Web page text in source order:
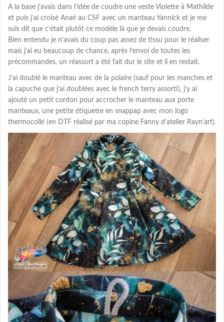
A la base j’avais dans l’idée de coudre une veste Violette à Mathilde
et puis j’ai croisé Anaé au CSF avec un manteau Yannick et je me
suis dit que c’était plutôt ce modèle là que je devais coudre.
Bien entendu je n’avais du coup pas assez de tissu pour le réaliser
mais j’ai eu beaucoup de chance, après l’envoi de toutes les
précommandes, un réassort a été fait dur le site et il en restait.
J’ai doublé le manteau avec de la polaire (sauf pour les manches et
la capuche que j’ai doublées avec le french terry assorti), j’y ai
ajouté un petit cordon pour accrocher le manteau aux porte
manteaux, une petite étiquette en snappap avec mon logo
thermocollé (en DTF réalisé par ma copine Fanny d’atelier Rayn’art).